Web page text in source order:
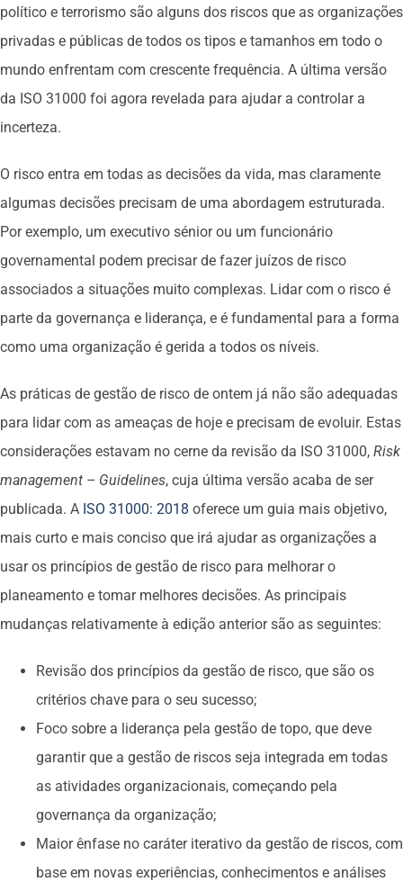
político e terrorismo são alguns dos riscos que as organizações
privadas e públicas de todos os tipos e tamanhos em todo o
mundo enfrentam com crescente frequência. A última versão
da ISO 31000 foi agora revelada para ajudar a controlar a
incerteza.
O risco entra em todas as decisões da vida, mas claramente
algumas decisões precisam de uma abordagem estruturada.
Por exemplo, um executivo sénior ou um funcionário
governamental podem precisar de fazer juízos de risco
associados a situações muito complexas. Lidar com o risco é
parte da governança e liderança, e é fundamental para a forma
como uma organização é gerida a todos os níveis.
As práticas de gestão de risco de ontem já não são adequadas
para lidar com as ameaças de hoje e precisam de evoluir. Estas
considerações estavam no cerne da revisão da ISO 31000, Risk
management – Guidelines, cuja última versão acaba de ser
publicada. A ISO 31000: 2018 oferece um guia mais objetivo,
mais curto e mais conciso que irá ajudar as organizações a
usar os princípios de gestão de risco para melhorar o
planeamento e tomar melhores decisões. As principais
mudanças relativamente à edição anterior são as seguintes:
Revisão dos princípios da gestão de risco, que são os
critérios chave para o seu sucesso;
Foco sobre a liderança pela gestão de topo, que deve
garantir que a gestão de riscos seja integrada em todas
as atividades organizacionais, começando pela
governança da organização;
Maior ênfase no caráter iterativo da gestão de riscos, com
base em novas experiências, conhecimentos e análises